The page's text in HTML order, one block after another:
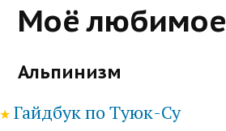
Моё любимое
Альпинизм
Гайдбук по Туюк-Су